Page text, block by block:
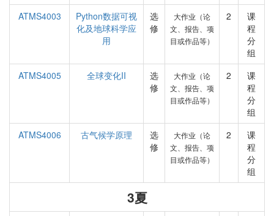
ATMS4003
Python数据可视
化及地球科学应
用
选
修
大作业（论
文、报告、项
目或作品等）
2
课
程
分
组
ATMS4005
全球变化II
选
修
大作业（论
文、报告、项
目或作品等）
2
课
程
分
组
ATMS4006
古气候学原理
选
修
大作业（论
文、报告、项
目或作品等）
2
课
程
分
组
3夏